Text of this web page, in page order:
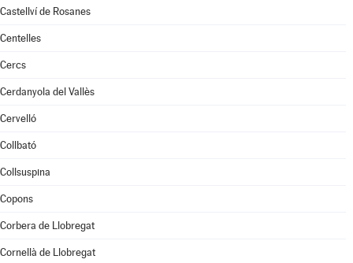
Castellví de Rosanes
Centelles
Cercs
Cerdanyola del Vallès
Cervelló
Collbató
Collsuspina
Copons
Corbera de Llobregat
Cornellà de Llobregat